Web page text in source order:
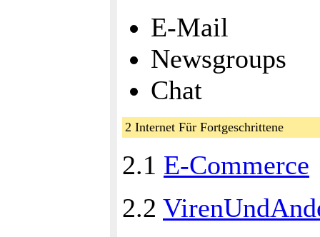
E-Mail
Newsgroups
Chat
2 Internet Für Fortgeschrittene
2.1 E-Commerce
2.2